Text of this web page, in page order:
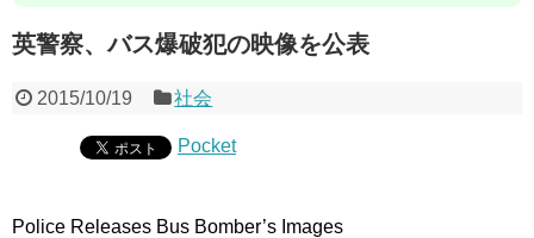
英警察、バス爆破犯の映像を公表
2015/10/19 社会
Pocket
Police Releases Bus Bomber’s Images